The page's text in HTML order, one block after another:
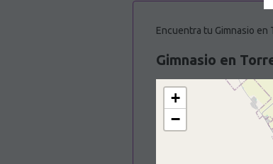
Encuentra tu Gimnasio en
Gimnasio en
+
−